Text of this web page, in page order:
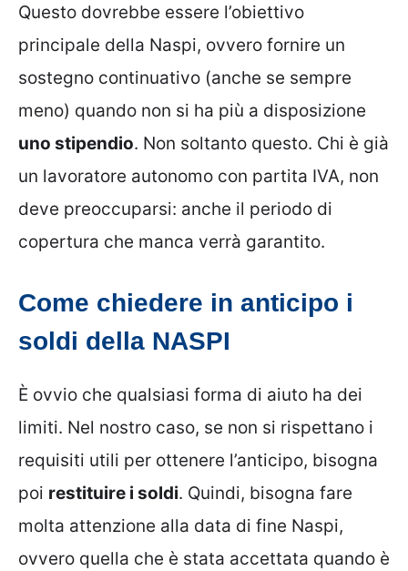
Questo dovrebbe essere l’obiettivo
principale della Naspi, ovvero fornire un
sostegno continuativo (anche se sempre
meno) quando non si ha più a disposizione
uno stipendio. Non soltanto questo. Chi è già
un lavoratore autonomo con partita IVA, non
deve preoccuparsi: anche il periodo di
copertura che manca verrà garantito.
Come chiedere in anticipo i
soldi della NASPI
È ovvio che qualsiasi forma di aiuto ha dei
limiti. Nel nostro caso, se non si rispettano i
requisiti utili per ottenere l’anticipo, bisogna
poi restituire i soldi. Quindi, bisogna fare
molta attenzione alla data di fine Naspi,
ovvero quella che è stata accettata quando è